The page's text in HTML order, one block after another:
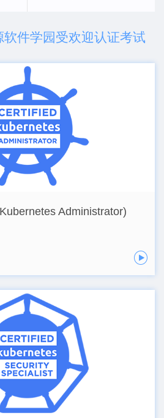
件学园受欢迎认证考试
Administrator)